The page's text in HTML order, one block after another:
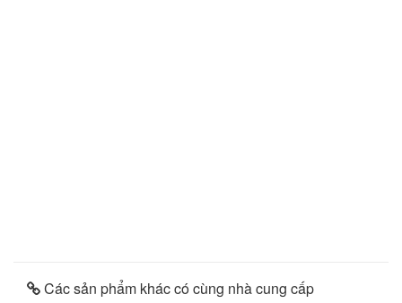
Các sản phẩm khác có cùng nhà cung cấp